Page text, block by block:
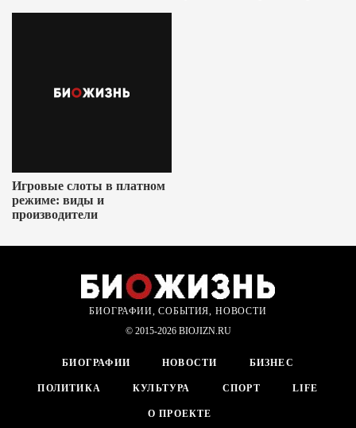
Игровые слоты в платном
режиме: виды и
производители
БИОГРАФИИ, СОБЫТИЯ, НОВОСТИ
© 2015-2026 BIOJIZN.RU
БИОГРАФИИ НОВОСТИ БИЗНЕС
ПОЛИТИКА КУЛЬТУРА СПОРТ LIFE
О ПРОЕКТЕ